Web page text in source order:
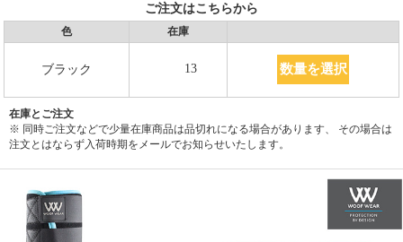
ご注文はこちらから
色 在庫
ブラック 13 数量を選択
在庫とご注文
※ 同時ご注文などで少量在庫商品は品切れになる場合があります、 その場合は
注文とはならず入荷時期をメールでお知らせいたします。